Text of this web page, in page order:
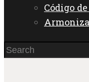
Código